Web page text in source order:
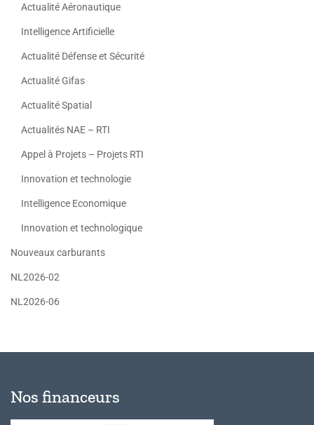
Actualité Aéronautique
Intelligence Artificielle
Actualité Défense et Sécurité
Actualité Gifas
Actualité Spatial
Actualités NAE – RTI
Appel à Projets – Projets RTI
Innovation et technologie
Intelligence Economique
Innovation et technologique
Nouveaux carburants
NL2026-02
NL2026-06
Nos financeurs